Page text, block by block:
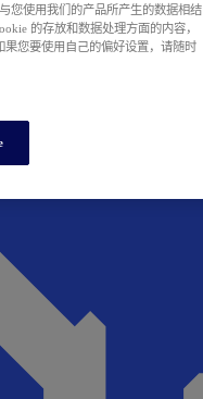
您使用我们的产品所产生的数据相结
的存放和数据处理方面的内容，
果您要使用自己的偏好设置，请随时